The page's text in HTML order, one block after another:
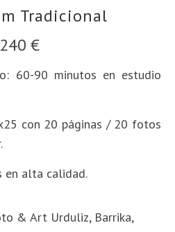
Tradicional
240 €
60-90 minutos en estudio
con 20 páginas / 20 fotos
en alta calidad.